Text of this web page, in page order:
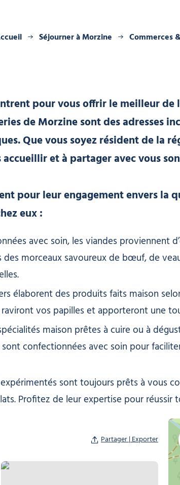
Séjourner à Morzine Commerces
pour vous offrir le meilleur de
de Morzine sont des adresses
Que vous soyez résident de la
et à partager avec vous
pour leur engagement envers la
eux :
avec soin, les viandes proviennent
morceaux savoureux de bœuf, de
élaborent des produits faits maison
vos papilles et apporteront une
maison prêtes à cuire ou à
confectionnées avec soin pour
sont toujours prêts à vous
Profitez de leur expertise pour réussir
Partager | Exporter
La P’tite Boucherie, © Altiviande – La Sapinière